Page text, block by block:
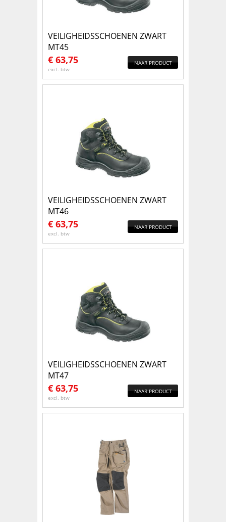
VEILIGHEIDSSCHOENEN ZWART
MT45
€ 63,75
excl. btw
NAAR PRODUCT
VEILIGHEIDSSCHOENEN ZWART
MT46
€ 63,75
excl. btw
NAAR PRODUCT
VEILIGHEIDSSCHOENEN ZWART
MT47
€ 63,75
excl. btw
NAAR PRODUCT